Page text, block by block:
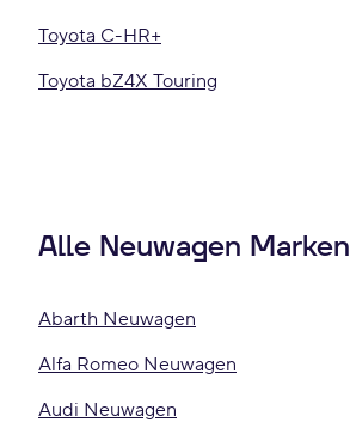
Toyota C-HR+
Toyota bZ4X Touring
Alle Neuwagen Marken
Abarth Neuwagen
Alfa Romeo Neuwagen
Audi Neuwagen